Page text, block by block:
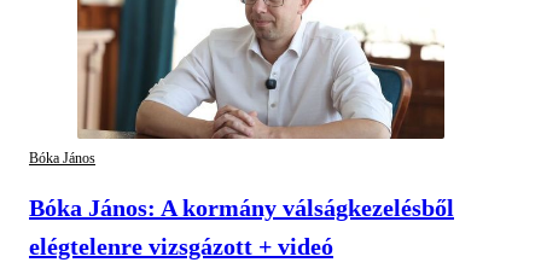
Bóka János
Bóka János: A kormány válságkezelésből
elégtelenre vizsgázott + videó